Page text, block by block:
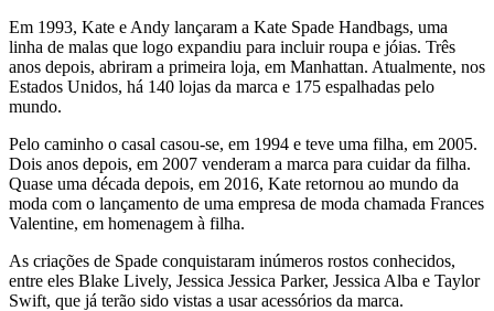
Em 1993, Kate e Andy lançaram a Kate Spade Handbags, uma
linha de malas que logo expandiu para incluir roupa e jóias. Três
anos depois, abriram a primeira loja, em Manhattan. Atualmente, nos
Estados Unidos, há 140 lojas da marca e 175 espalhadas pelo
mundo.
Pelo caminho o casal casou-se, em 1994 e teve uma filha, em 2005.
Dois anos depois, em 2007 venderam a marca para cuidar da filha.
Quase uma década depois, em 2016, Kate retornou ao mundo da
moda com o lançamento de uma empresa de moda chamada Frances
Valentine, em homenagem à filha.
As criações de Spade conquistaram inúmeros rostos conhecidos,
entre eles Blake Lively, Jessica Jessica Parker, Jessica Alba e Taylor
Swift, que já terão sido vistas a usar acessórios da marca.